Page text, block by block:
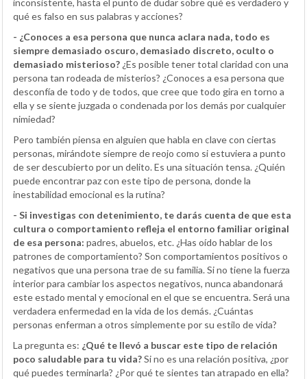
inconsistente, hasta el punto de dudar sobre qué es verdadero y
qué es falso en sus palabras y acciones?
- ¿Conoces a esa persona que nunca aclara nada, todo es
siempre demasiado oscuro, demasiado discreto, oculto o
demasiado misterioso? ¿Es posible tener total claridad con una
persona tan rodeada de misterios? ¿Conoces a esa persona que
desconfía de todo y de todos, que cree que todo gira en torno a
ella y se siente juzgada o condenada por los demás por cualquier
nimiedad?
Pero también piensa en alguien que habla en clave con ciertas
personas, mirándote siempre de reojo como si estuviera a punto
de ser descubierto por un delito. Es una situación tensa. ¿Quién
puede encontrar paz con este tipo de persona, donde la
inestabilidad emocional es la rutina?
- Si investigas con detenimiento, te darás cuenta de que esta
cultura o comportamiento refleja el entorno familiar original
de esa persona: padres, abuelos, etc. ¿Has oído hablar de los
patrones de comportamiento? Son comportamientos positivos o
negativos que una persona trae de su familia. Si no tiene la fuerza
interior para cambiar los aspectos negativos, nunca abandonará
este estado mental y emocional en el que se encuentra. Será una
verdadera enfermedad en la vida de los demás. ¿Cuántas
personas enferman a otros simplemente por su estilo de vida?
La pregunta es: ¿Qué te llevó a buscar este tipo de relación
poco saludable para tu vida?Si no es una relación positiva, ¿por
qué puedes terminarla? ¿Por qué te sientes tan atrapado en ella?